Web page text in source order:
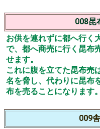
008昆
お供を連れずに都へ行く
で、都へ商売に行く昆布
せます。
これに腹を立てた昆布売
名を脅し、代わりに昆布
布を売ることになります。
009